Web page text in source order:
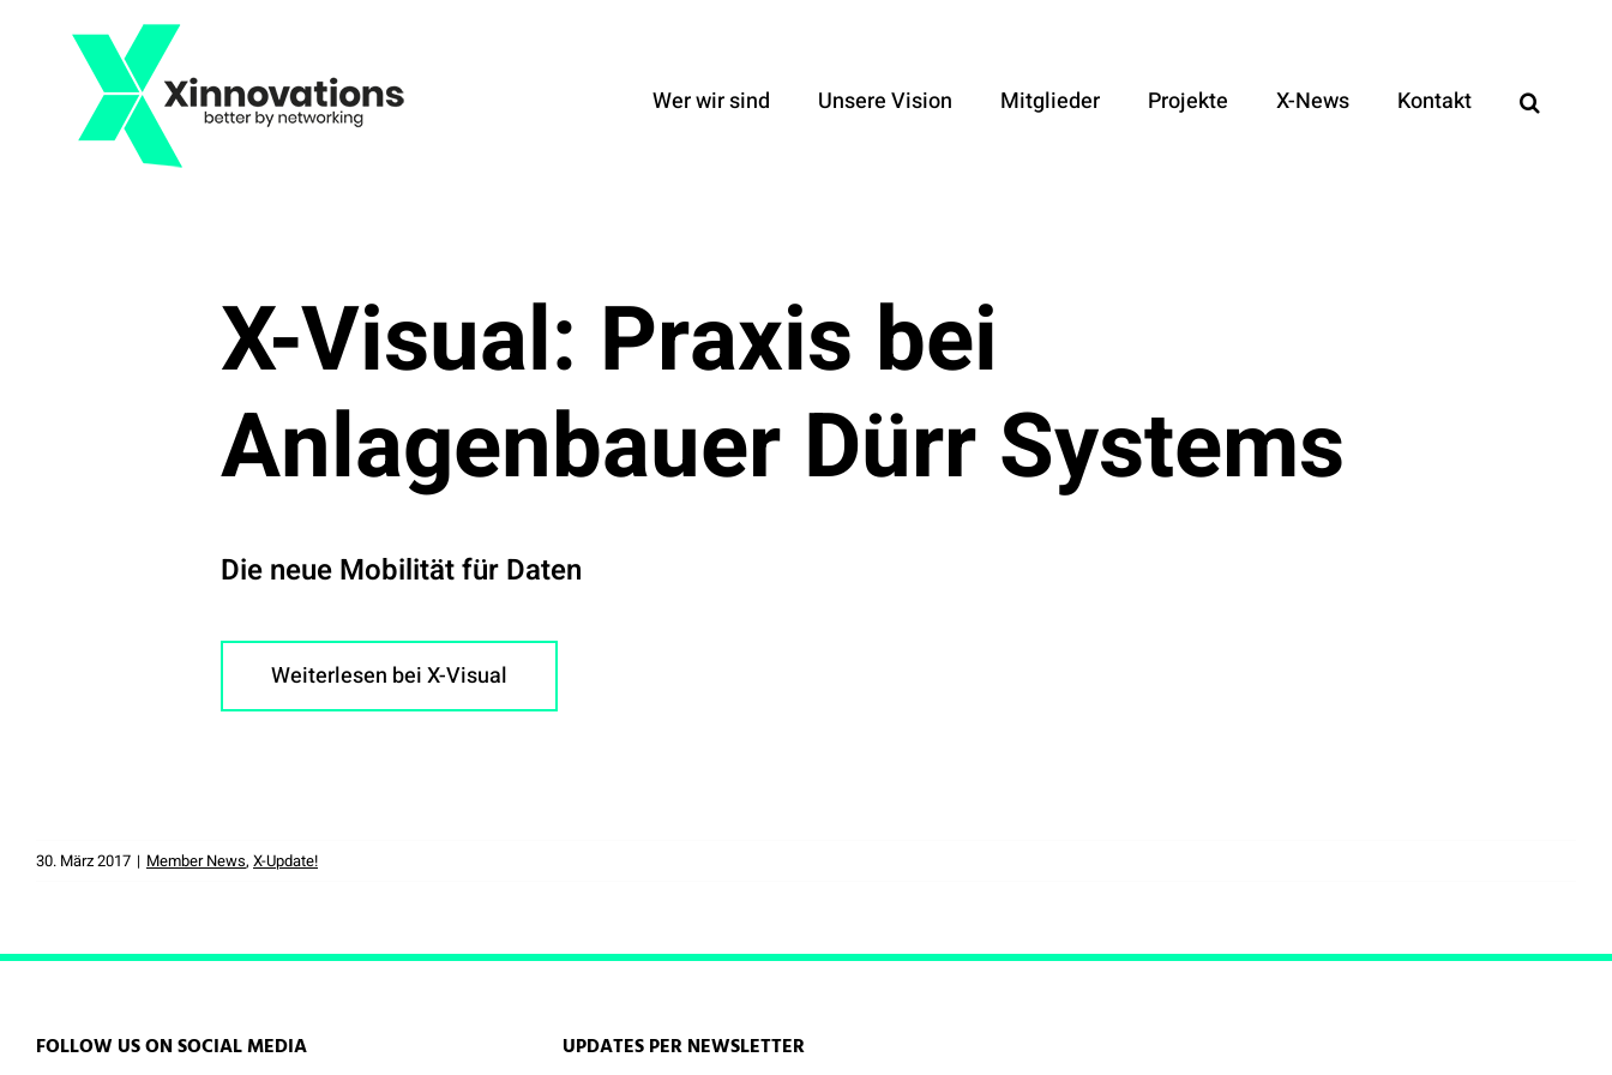
Wer wir sind Unsere Vision Mitglieder Projekte X-News Kontakt
X-Visual: Praxis bei
Anlagenbauer Dürr Systems
Die neue Mobilität für Daten
Weiterlesen bei X-Visual
30. März 2017 | Member News, X-Update!
FOLLOW US ON SOCIAL MEDIA UPDATES PER NEWSLETTER